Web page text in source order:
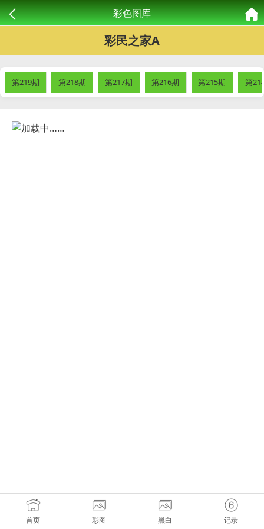
彩色图库
彩民之家A
第219期 第218期 第217期 第216期 第215期 第
首页 彩图 黑白 记录